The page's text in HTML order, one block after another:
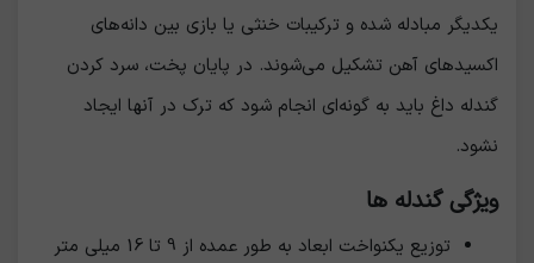
یکدیگر مبادله شده و ترکیبات خنثی یا بازی بین دانه‌های
اکسیدهای آهن تشکیل می‌شوند. در پایان پخت، سرد کردن
گندله داغ باید به گونه‌ای انجام شود که ترک در آنها ایجاد
نشود.
ویژگی گندله ها
توزیع یکنواخت ابعاد به طور عمده از 9 تا 16 میلی متر